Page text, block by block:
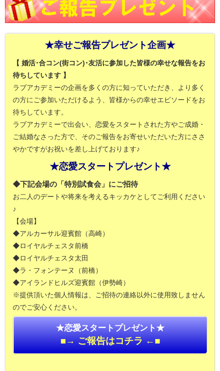
★幸せご報告プレゼント企画★
【 婚活･合コン(街コン)･友活に参加した皆様の幸せな報告をお
待ちしています 】
ラブアカデミーの企画を多くの方に知っていただき、より多く
の方にご参加いただけるよう、皆様からの幸せエピソードをお
待ちしています。
ラブアカデミーで出会い、恋愛をスタートされた方やご成婚・
ご結婚なさった方で、そのご報告をお寄せいただいた方にささ
やかですがお祝いを差し上げております♪
★恋愛スタートプレゼント★
◆下記会場の「特別試食会」にご招待
お二人のデートや将来を考えるキッカケとしてご利用ください
♪
【会場】
◆アルカーサル迎賓館（高崎）
◆ロイヤルチェスタ前橋
◆ロイヤルチェスタ太田
◆ラ・フォンテーヌ（前橋）
◆アイランドヒルズ迎賓館（伊勢崎）
※提供頂いた個人情報は、ご招待の連絡以外に使用致しません
のでご安心ください。
★恋愛スタートプレゼント★
■→ ご報告はコチラ ←■